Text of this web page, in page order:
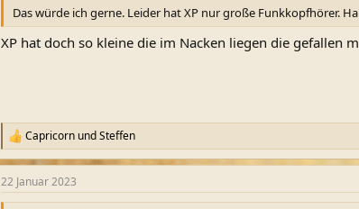
Das würde ich gerne. Leider hat XP nur große Funkkopfhörer.
XP hat doch so kleine die im Nacken liegen die gefallen
R
e
a
k
t
CapricornundSteffen
22 Januar 2023